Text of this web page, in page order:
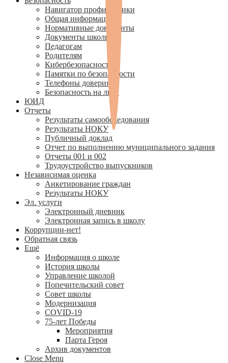
Навигатор профилактики
Общая информация
Нормативные документы
Документы школы
Педагогам
Родителям
Кибербезопасность
Памятки по безопасности
Телефоны доверия
Безопасность на льду
ЮИД
Отчеты
Результаты самообследования
Результаты НОКУ
Публичный доклад
Отчет по выполнению муниципального задания
Отчеты 001 и 002
Трудоустройство выпускников
Независимая оценка
Анкетирование граждан
Результаты НОКУ
Эл. услуги
Электронный дневник
Электронная запись в школу
Коррупции-нет!
Обратная связь
Ещё
Информация о школе
История школы
Управление школой
Попечительский совет
Совет школы
Модернизация
COVID-19
75-лет Победы
Мероприятия
Парта Героя
Архив документов
Close Menu